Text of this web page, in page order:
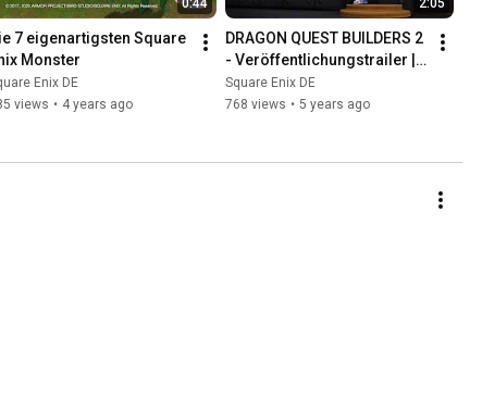
0:44
7 eigenartigsten Square
Monster
Enix DE
views • 4 years ago
2:05
DRAGON QUEST BUILDERS 2
- Veröffentlichungstrailer |
XBOX
Square Enix DE
768 views • 5 years ago